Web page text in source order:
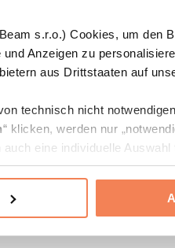
s.r.o.) Cookies, um den
Anzeigen zu
aus Drittstaaten auf
technisch nicht
“ klicken, werden nur
eine individuelle
erlauben“ klicken.
den Unterpunkten „Details“